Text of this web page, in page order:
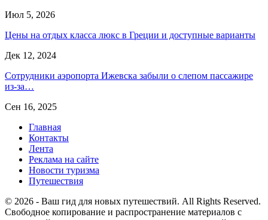
Июл 5, 2026
Цены на отдых класса люкс в Греции и доступные варианты
Дек 12, 2024
Сотрудники аэропорта Ижевска забыли о слепом пассажире
из-за…
Сен 16, 2025
Главная
Контакты
Лента
Реклама на сайте
Новости туризма
Путешествия
© 2026 - Ваш гид для новых путешествий. All Rights Reserved.
Свободное копирование и распространение материалов с